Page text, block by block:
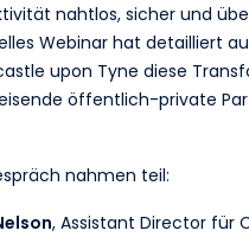
nahtlos, sicher und
Webinar hat detailliert
upon Tyne diese
öffentlich-private
nahmen teil:
, Assistant Director für